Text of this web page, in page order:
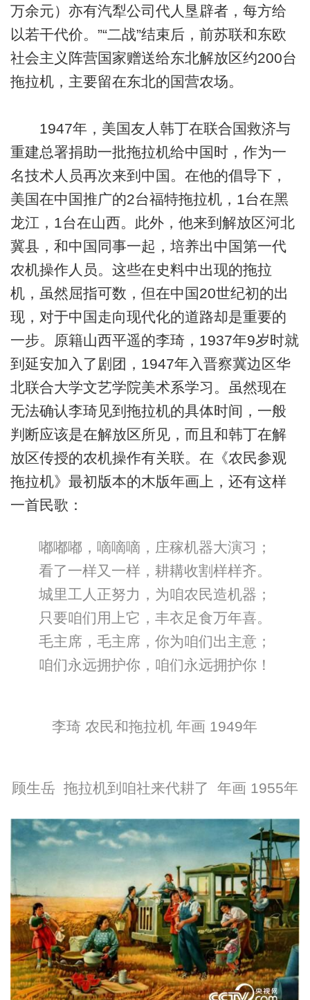
万余元）亦有汽犁公司代人垦辟者，每方给
以若干代价。”“二战”结束后，前苏联和东欧
社会主义阵营国家赠送给东北解放区约200台
拖拉机，主要留在东北的国营农场。
1947年，美国友人韩丁在联合国救济与
重建总署捐助一批拖拉机给中国时，作为一
名技术人员再次来到中国。在他的倡导下，
美国在中国推广的2台福特拖拉机，1台在黑
龙江，1台在山西。此外，他来到解放区河北
冀县，和中国同事一起，培养出中国第一代
农机操作人员。这些在史料中出现的拖拉
机，虽然屈指可数，但在中国20世纪初的出
现，对于中国走向现代化的道路却是重要的
一步。原籍山西平遥的李琦，1937年9岁时就
到延安加入了剧团，1947年入晋察冀边区华
北联合大学文艺学院美术系学习。虽然现在
无法确认李琦见到拖拉机的具体时间，一般
判断应该是在解放区所见，而且和韩丁在解
放区传授的农机操作有关联。在《农民参观
拖拉机》最初版本的木版年画上，还有这样
一首民歌：
嘟嘟嘟，嘀嘀嘀，庄稼机器大演习；
看了一样又一样，耕耩收割样样齐。
城里工人正努力，为咱农民造机器；
只要咱们用上它，丰衣足食万年喜。
毛主席，毛主席，你为咱们出主意；
咱们永远拥护你，咱们永远拥护你！
李琦 农民和拖拉机 年画 1949年
顾生岳 拖拉机到咱社来代耕了 年画 1955年